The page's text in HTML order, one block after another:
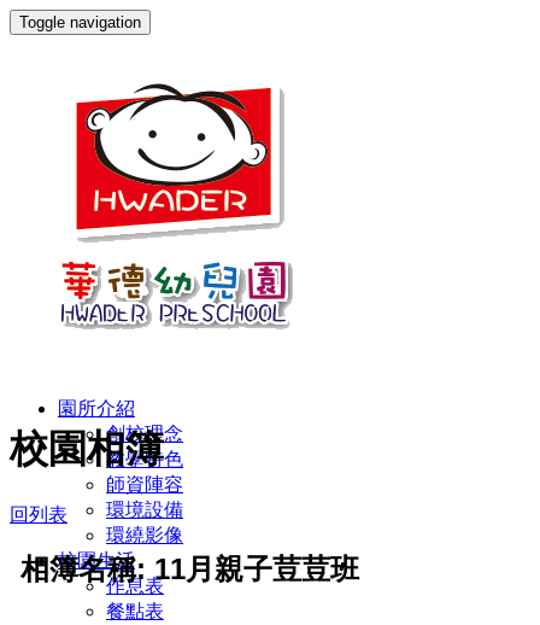
Toggle navigation
園所介紹
創校理念
教學特色
師資陣容
環境設備
環繞影像
校園生活
作息表
餐點表
校園相簿
回列表
相簿名稱: 11月親子荳荳班